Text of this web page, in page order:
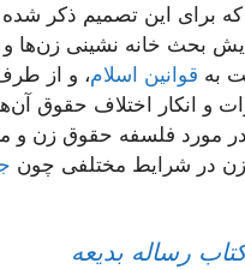
که برای این تصمیم ذکر
بحث خانه نشینی زن‌ها
به قوانین اسلام، و از
و انکار اختلاف حقوق
مورد فلسفه حقوق زن و
در شرایط مختلفی چون
رساله بدیعه